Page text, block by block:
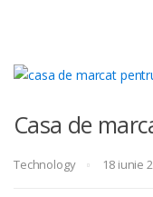
Casa de
Technology 18 iunie